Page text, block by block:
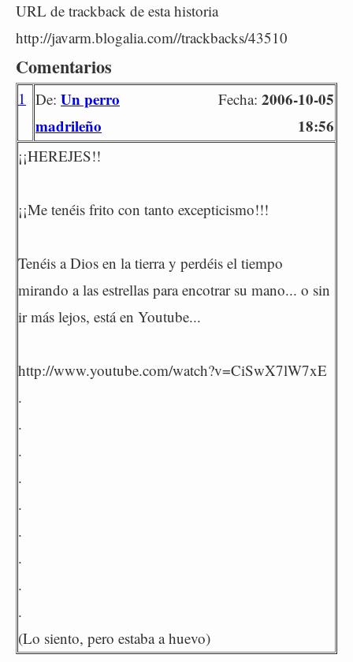
URL de trackback de esta historia
http://javarm.blogalia.com//trackbacks/43510
Comentarios
1 De: Un perro
madrileño
Fecha: 2006-10-05
18:56
¡¡HEREJES!!
¡¡Me tenéis frito con tanto excepticismo!!!
Tenéis a Dios en la tierra y perdéis el tiempo
mirando a las estrellas para encotrar su mano... o sin
ir más lejos, está en Youtube...
http://www.youtube.com/watch?v=CiSwX7lW7xE
.
.
.
.
.
.
.
.
.
(Lo siento, pero estaba a huevo)